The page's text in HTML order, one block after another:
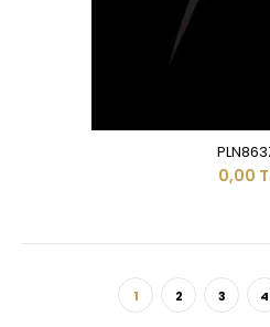
0,00
1 2 3 4